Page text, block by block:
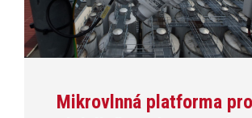
Mikrovlnná platforma pro